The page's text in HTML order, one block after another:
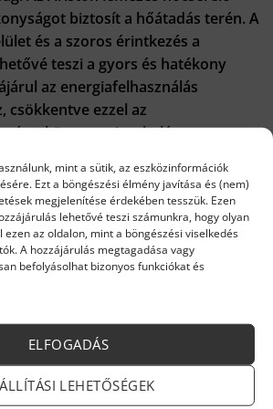
mint a sütik, az eszközinformációk
Ezt a böngészési élmény javítása és (nem)
megjelenítése érdekében tesszük. Ezen
lehetővé teszi számunkra, hogy olyan
az oldalon, mint a böngészési viselkedés
A hozzájárulás megtagadása vagy
befolyásolhat bizonyos funkciókat és
ELFOGADÁS
LEHETŐSÉGEK
biztosít a hőátadás terén. A
és a szoros érintkezés a
teszi a gyors és hatékony
az energiafelhasználás
csökkentve ezzel az
és a környezeti terhelést.
A lemezes hőcserélők kompakt
megoldást jelent mind
környezetben. Ez különösen
korlátozott, például
gépházakban.
A rozsdamentes acél
is. A lemezes hőcserélők
és szervizelhetők, ami hosszú
működést garantál.